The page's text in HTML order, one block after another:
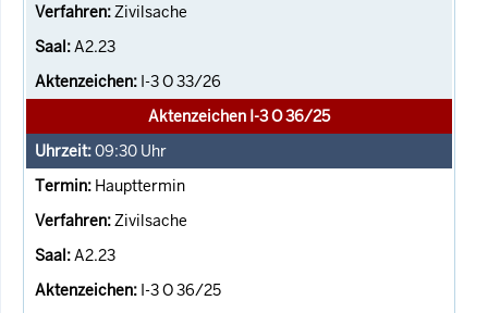
Zivilsache
A2.23
I-3 O 33/26
Aktenzeichen I-3 O 36/25
09:30 Uhr
Haupttermin
Zivilsache
A2.23
I-3 O 36/25